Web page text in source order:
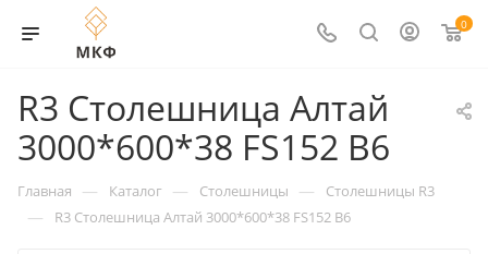
0
R3 Столешница Алтай
3000*600*38 FS152 В6
Главная — Каталог — Столешницы — Столешницы R3
— R3 Столешница Алтай 3000*600*38 FS152 В6